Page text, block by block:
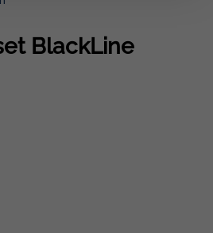
BlackLine